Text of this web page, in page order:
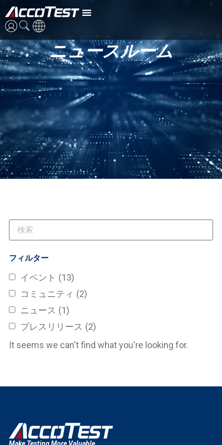
英語
中国語
日本語
ニュースルーム
フィルター
イベント (13)
コミュニティ (2)
ニュース (1)
プレスリリース (2)
It seems we can't find what you're looking for.
Make Testing More Valuable